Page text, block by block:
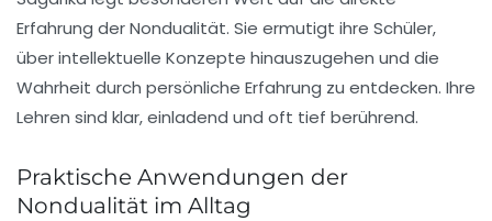
Erfahrung der Nondualität. Sie ermutigt ihre Schüler,
über intellektuelle Konzepte hinauszugehen und die
Wahrheit durch persönliche Erfahrung zu entdecken. Ihre
Lehren sind klar, einladend und oft tief berührend.
Praktische Anwendungen der
Nondualität im Alltag